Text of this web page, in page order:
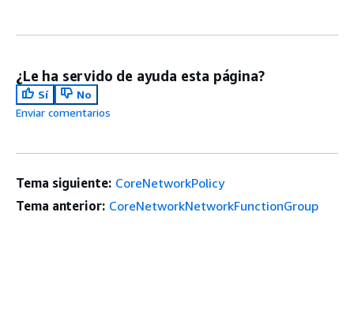
¿Le ha servido de ayuda esta página?
Sí
No
Enviar comentarios
Tema siguiente: CoreNetworkPolicy
Tema anterior: CoreNetworkNetworkFunctionGroup